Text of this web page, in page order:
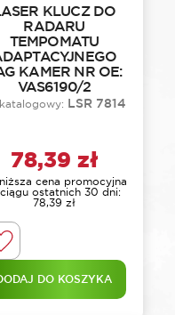
wynosiła:
wynosi: 549
KLUCZ DO
RADARU
TEMPOMATU
KAMER NR OE:
VAS6190/2
LSR 7814
78,39 zł
cena promocyjna
ostatnich 30 dni:
78,39 zł
DO KOSZYKA